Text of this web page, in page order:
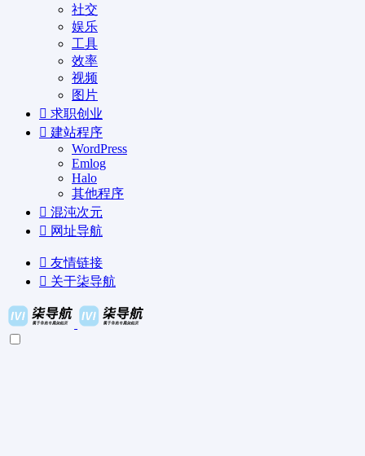
社交
娱乐
工具
效率
视频
图片
求职创业
建站程序
WordPress
Emlog
Halo
其他程序
混沌次元
网址导航
友情链接
关于柒导航